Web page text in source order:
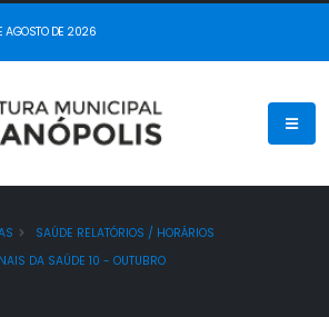
AGOSTO DE 2026
SAÚDE RELATÓRIOS / HORÁRIOS
DA SAÚDE 10 - OUTUBRO